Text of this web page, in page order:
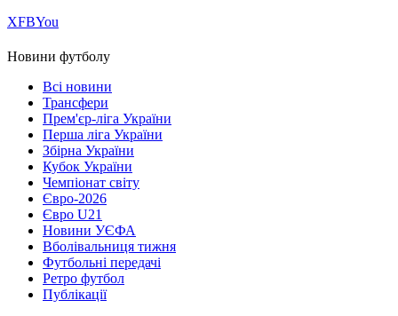
ХFBYou
Новини футболу
Всі новини
Трансфери
Прем'єр-ліга України
Перша ліга України
Збірна України
Кубок України
Чемпіонат світу
Євро-2026
Євро U21
Новини УЄФА
Вболівальниця тижня
Футбольні передачі
Ретро футбол
Публікації